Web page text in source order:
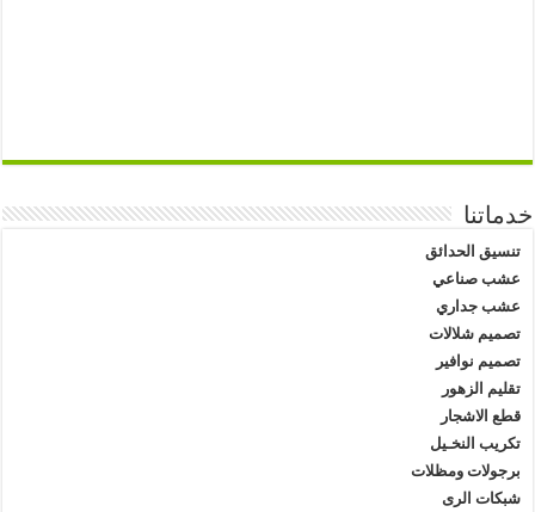
خدماتنا
تنسيق الحدائق
عشب صناعي
عشب جداري
تصميم شلالات
تصميم نوافير
تقليم الزهور
قطع الاشجار
تكريب النخـيل
برجولات ومظلات
شبكات الرى